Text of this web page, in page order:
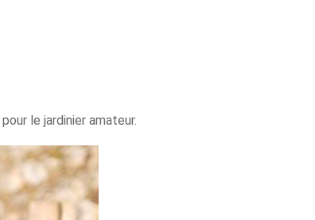
pour le jardinier amateur.